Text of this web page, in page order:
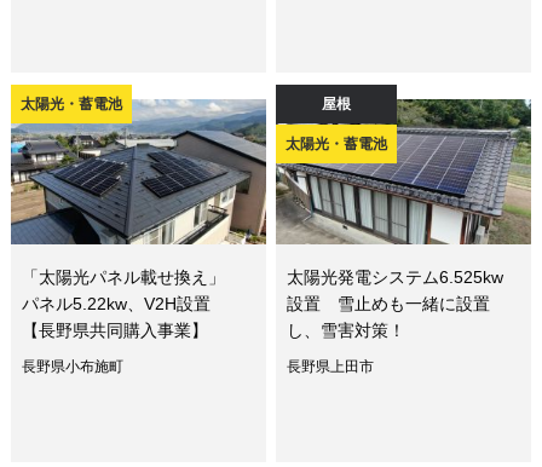
太陽光・蓄電池
「太陽光パネル載せ換え」
パネル5.22kw、V2H設置
【長野県共同購入事業】
長野県小布施町
屋根
太陽光・蓄電池
太陽光発電システム6.525kw
設置 雪止めも一緒に設置
し、雪害対策！
長野県上田市